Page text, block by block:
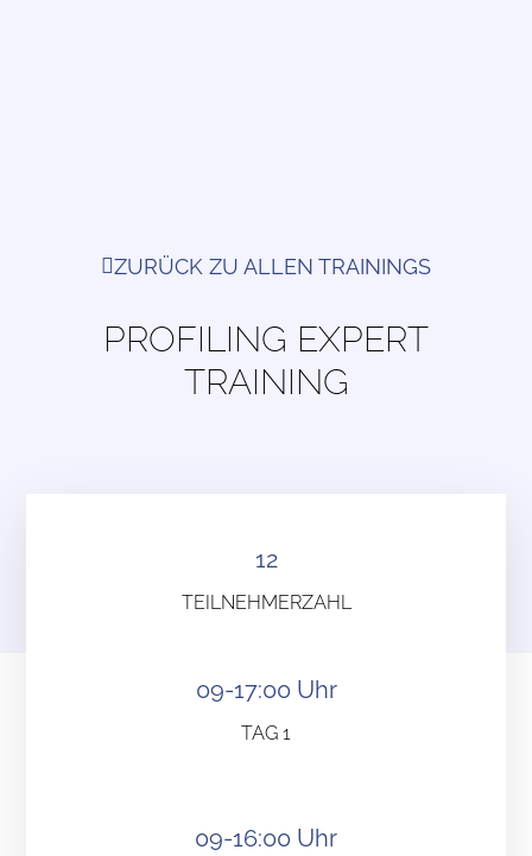
ZURÜCK ZU ALLEN TRAININGS
PROFILING EXPERT
TRAINING
12
TEILNEHMERZAHL
09-17:00 Uhr
TAG 1
09-16:00 Uhr